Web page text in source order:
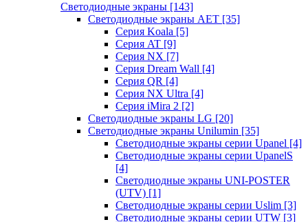
Светодиодные экраны [143]
Светодиодные экраны AET [35]
Cерия Koala [5]
Серия AT [9]
Серия NX [7]
Серия Dream Wall [4]
Серия QR [4]
Серия NX Ultra [4]
Серия iMira 2 [2]
Светодиодные экраны LG [20]
Светодиодные экраны Unilumin [35]
Светодиодные экраны серии Upanel [4]
Светодиодные экраны серии UpanelS
[4]
Светодиодные экраны UNI-POSTER
(UTV) [1]
Светодиодные экраны серии Uslim [3]
Светодиодные экраны серии UTW [3]